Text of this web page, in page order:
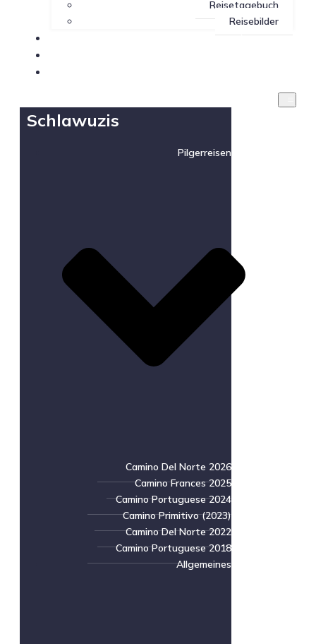
Reisetagebuch
Reisebilder
Impressum
Schlawuzis
Pilgerreisen
Camino Del Norte 2026
Camino Frances 2025
Camino Portuguese 2024
Camino Primitivo (2023)
Camino Del Norte 2022
Camino Portuguese 2018
Allgemeines